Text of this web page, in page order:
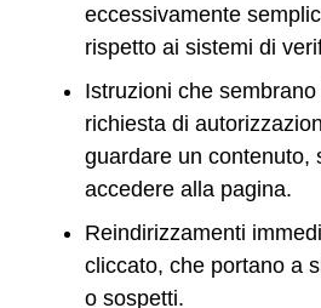
eccessivamente
rispetto ai sistemi di
Istruzioni che
richiesta di
guardare un contenuto,
accedere alla pagina.
Reindirizzamenti
cliccato, che portano a
o sospetti.